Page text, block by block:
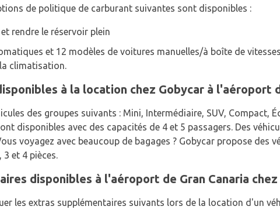
de politique de carburant suivantes sont disponibles :
rendre le réservoir plein
et 12 modèles de voitures manuelles/à boîte de
climatisation.
à la location chez Gobycar à l'aéroport
des groupes suivants : Mini, Intermédiaire, SUV, Compact,
disponibles avec des capacités de 4 et 5 passagers. Des
voyagez avec beaucoup de bagages ? Gobycar propose des
et 4 pièces.
disponibles à l'aéroport de Gran Canaria chez
les extras supplémentaires suivants lors de la location d'un